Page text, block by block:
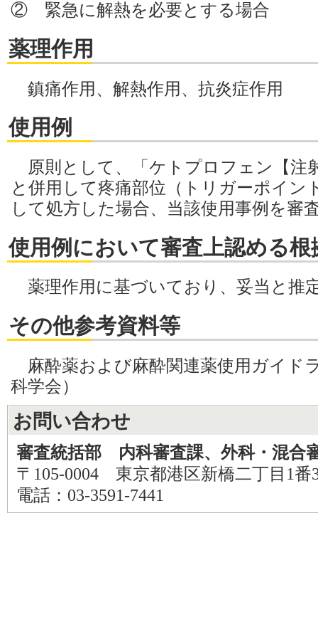
② 緊急に解熱を必要とする場合
薬理作用
鎮痛作用、解熱作用、抗炎症作用
使用例
原則として、「ケトプロフェン【注
と併用して疼痛部位（トリガーポイン
して処方した場合、当該使用事例を審
使用例において審査上認める根
薬理作用に基づいており、妥当と推
その他参考資料等
麻酔薬および麻酔関連薬使用ガイド
科学会）
お問い合わせ
審査統括部 内科審査課、外科・混合
〒105-0004 東京都港区新橋二丁目1番
電話：03-3591-7441